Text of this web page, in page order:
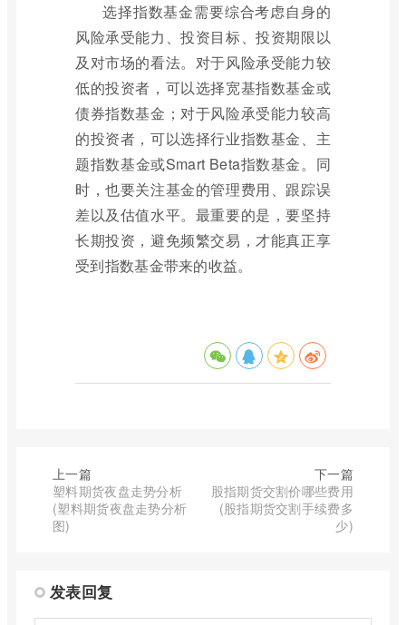
选择指数基金需要综合考虑自身的
风险承受能力、投资目标、投资期限以
及对市场的看法。对于风险承受能力较
低的投资者，可以选择宽基指数基金或
债券指数基金；对于风险承受能力较高
的投资者，可以选择行业指数基金、主
题指数基金或Smart Beta指数基金。同
时，也要关注基金的管理费用、跟踪误
差以及估值水平。最重要的是，要坚持
长期投资，避免频繁交易，才能真正享
受到指数基金带来的收益。
上一篇
塑料期货夜盘走势分析
(塑料期货夜盘走势分析
图)
下一篇
股指期货交割价哪些费用
(股指期货交割手续费多
少)
发表回复